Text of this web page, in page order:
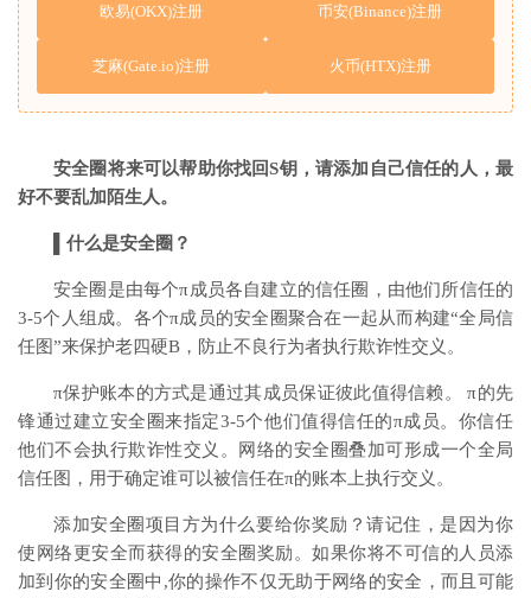
欧易(OKX)注册 币安(Binance)注册
芝麻(Gate.io)注册 火币(HTX)注册
安全圈将来可以帮助你找回S钥，请添加自己信任的人，最
好不要乱加陌生人。
什么是安全圈？
安全圈是由每个π成员各自建立的信任圈，由他们所信任的
3-5个人组成。各个π成员的安全圈聚合在一起从而构建“全局信
任图”来保护老四硬B ，防止不良行为者执行欺诈性交义 。
π保护账本的方式是通过其成员保证彼此值得信赖。 π的先
锋通过建立安全圈来指定3-5个他们值得信任的π成员。你信任
他们不会执行欺诈性交义 。网络的安全圈叠加可形成一个全局
信任图，用于确定谁可以被信任在π的账本上执行交义 。
添加安全圈项目方为什么要给你奖励？请记住， 是因为你
使网络更安全而获得的安全圈奖励。如果你将不可信的人员添
加到 你的安全圈中 ,你的操作不仅无助于网络的安全，而且可能